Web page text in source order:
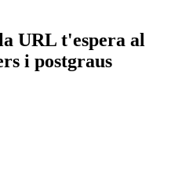
URL t'espera al
i postgraus